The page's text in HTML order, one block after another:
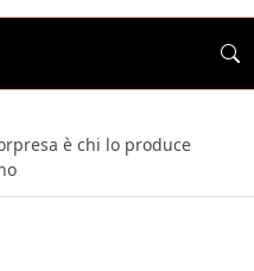
è chi lo produce